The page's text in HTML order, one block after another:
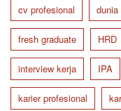
cv profesional
fresh graduate HRD
interview kerja IPA
karier profesional